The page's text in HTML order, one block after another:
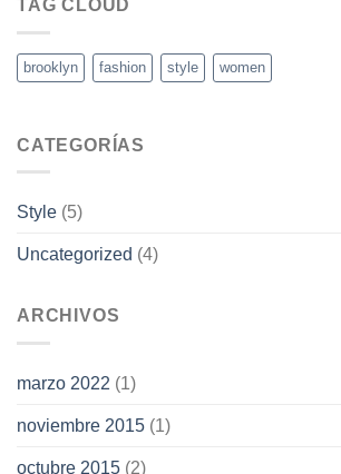
TAG CLOUD
brooklyn fashion style women
CATEGORÍAS
Style (5)
Uncategorized (4)
ARCHIVOS
marzo 2022 (1)
noviembre 2015 (1)
octubre 2015 (2)